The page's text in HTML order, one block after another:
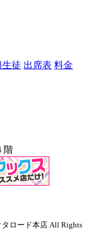
生徒 出席表 料金
階
ロード本店 All Rights